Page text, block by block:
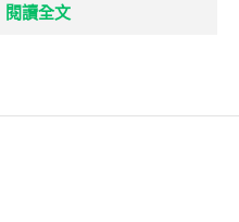
閱讀全文